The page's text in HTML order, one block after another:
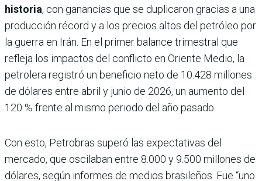
historia, con ganancias que se duplicaron gracias a una
producción récord y a los precios altos del petróleo por
la guerra en Irán. En el primer balance trimestral que
refleja los impactos del conflicto en Oriente Medio, la
petrolera registró un beneficio neto de 10.428 millones
de dólares entre abril y junio de 2026, un aumento del
120 % frente al mismo periodo del año pasado.
Con esto, Petrobras superó las expectativas del
mercado, que oscilaban entre 8.000 y 9.500 millones de
dólares, según informes de medios brasileños. Fue “uno